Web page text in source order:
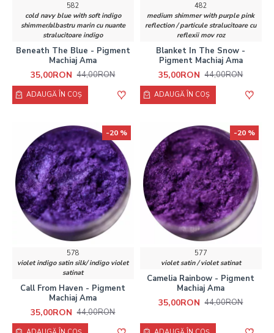
582
cold navy blue with soft indigo
shimmer/albastru marin cu nuante
stralucitoare indigo
Beneath The Blue - Pigment
Machiaj Ama
35,00RON 44,00RON
ADAUGĂ ÎN COŞ
482
medium shimmer with purple pink
reflection / particule stralucitoare cu
reflexii mov roz
Blanket In The Snow -
Pigment Machiaj Ama
35,00RON 44,00RON
ADAUGĂ ÎN COŞ
-20 %
578
violet indigo satin silk/ indigo violet
satinat
Call From Haven - Pigment
Machiaj Ama
35,00RON 44,00RON
-20 %
577
violet satin / violet satinat
Camelia Rainbow - Pigment
Machiaj Ama
35,00RON 44,00RON